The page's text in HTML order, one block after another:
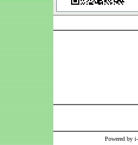
Powered by